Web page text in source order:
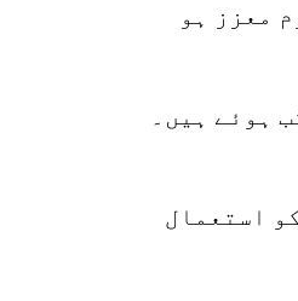
معزز ہو
ہوئے ہیں۔
استعمال